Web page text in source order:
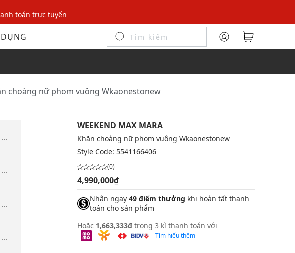
toán trực tuyến
cho thành viên mới!
toán trực tuyến
choàng nữ phom vuông Wkaonestonew
...
...
...
...
WEEKEND MAX MARA
Khăn choàng nữ phom vuông Wkaonestonew
Style Code: 5541166406
(0)
4,990,000₫
Nhận ngay 49 điểm thưởng khi hoàn tất thanh
toán cho sản phẩm
Hoặc 1,663,333₫ trong 3 kì thanh toán với
Tìm hiểu thêm